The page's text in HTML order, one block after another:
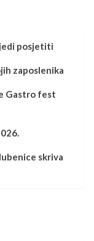
posjetiti
zaposlenika
Gastro fest
skriva